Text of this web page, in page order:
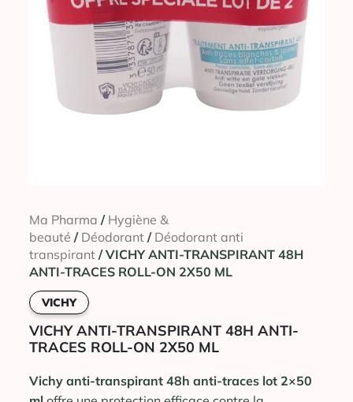
Ma Pharma / Hygiène &
beauté / Déodorant / Déodorant anti
transpirant / VICHY ANTI-TRANSPIRANT 48H
ANTI-TRACES ROLL-ON 2X50 ML
VICHY
VICHY ANTI-TRANSPIRANT 48H ANTI-
TRACES ROLL-ON 2X50 ML
Vichy anti-transpirant 48h anti-traces lot 2×50